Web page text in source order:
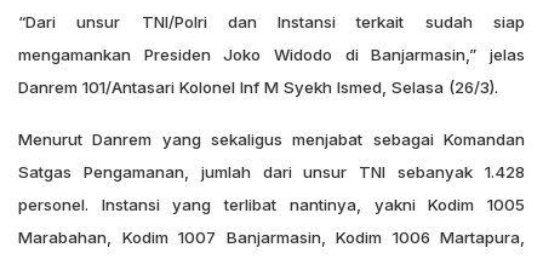
“Dari unsur TNI/Polri dan Instansi terkait sudah siap
mengamankan Presiden Joko Widodo di Banjarmasin,” jelas
Danrem 101/Antasari Kolonel Inf M Syekh Ismed, Selasa (26/3).
Menurut Danrem yang sekaligus menjabat sebagai Komandan
Satgas Pengamanan, jumlah dari unsur TNI sebanyak 1.428
personel. Instansi yang terlibat nantinya, yakni Kodim 1005
Marabahan, Kodim 1007 Banjarmasin, Kodim 1006 Martapura,